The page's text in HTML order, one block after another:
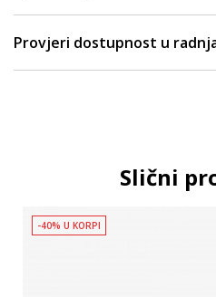
Provjeri dostupnost u
Slični
-40% U KORPI